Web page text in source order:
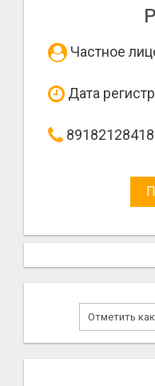
Частное
Дата
89182128418